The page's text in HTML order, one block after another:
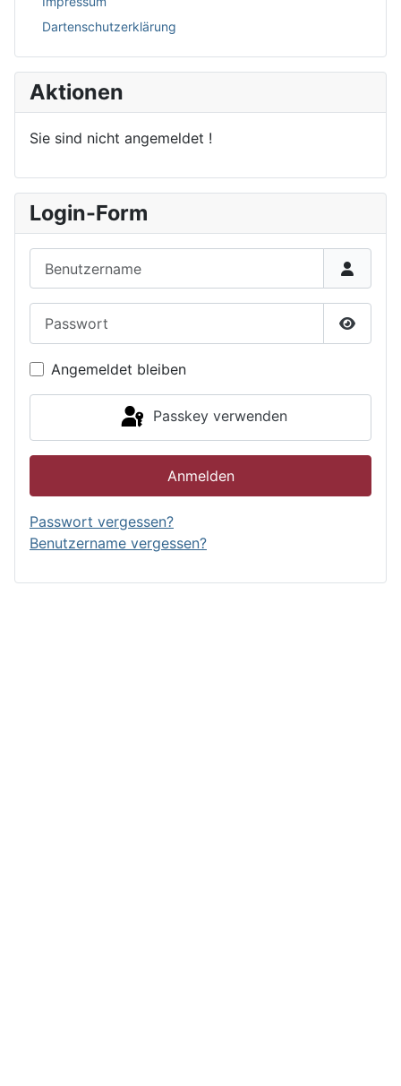
Dartenschutzerklärung
Aktionen
Sie sind nicht angemeldet !
Login-Form
Angemeldet bleiben
Passkey verwenden
Anmelden
Passwort vergessen?
Benutzername vergessen?